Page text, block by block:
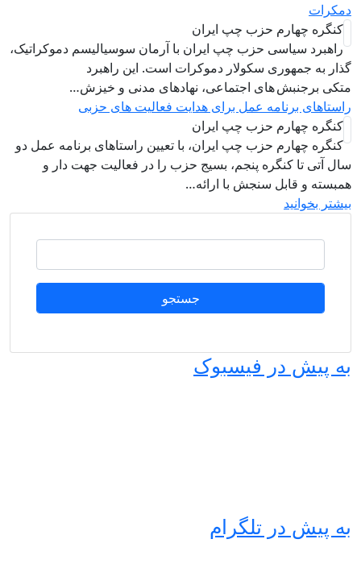
کنگره چهارم حزب چپ ایران
راهبرد سياسی حزب چپ ایران با آرمان سوسیالیسم دموکراتیک،
به جمهوری سکولار دموکرات است. این راهبرد
برجنبش های اجتماعی، نهادهای مدنی و خیزش‌…
برنامه عمل برای هدایت فعالیت های حزبی
کنگره چهارم حزب چپ ایران
کنگره چهارم حزب چپ ایران، با تعیین راستاهای برنامه عمل دو
آتی تا کنگره پنجم، بسیج حزب را در فعالیت جهت دار و
و قابل سنجش با ارائه…
بخوانید
پیش در فیسبوک
پیش در تلگرام